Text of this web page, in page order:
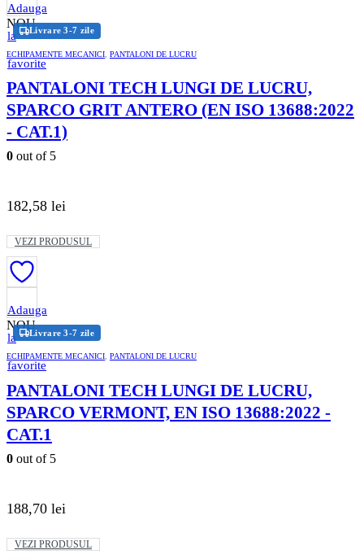
pot
fi
alese
pagina
produsului.
Adauga
la
favorite
NOU
Livrare 3-7 zile
ECHIPAMENTE MECANICI PANTALONI DE LUCRU
PANTALONI TECH LUNGI DE LUCRU,
SPARCO GRIT ANTERO (EN ISO 13688:2022
- CAT.1)
0 out of 5
182,58 lei
VEZI PRODUSUL
Acest
produs
Opțiunile
pot
fi
pagina
produsului.
Adauga
la
favorite
NOU
Livrare 3-7 zile
ECHIPAMENTE MECANICI, PANTALONI DE LUCRU
PANTALONI TECH LUNGI DE LUCRU,
SPARCO VERMONT, EN ISO 13688:2022 -
CAT.1
0 out of 5
188,70 lei
VEZI PRODUSUL
Acest
produs